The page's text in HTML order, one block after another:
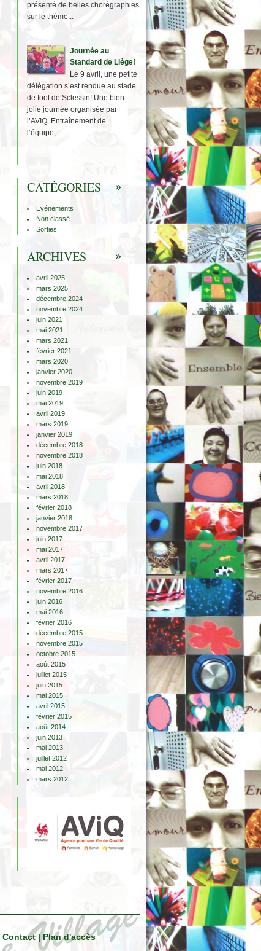
présenté de belles chorégraphies
sur le thème...
Journée au
Standard de Liège!
Le 9 avril, une petite
délégation s’est rendue au stade
de foot de Sclessin! Une bien
jolie journée organisée par
l’AVIQ. Entraînement de
l’équipe,...
CATÉGORIES
Evénements
Non classé
Sorties
ARCHIVES
avril 2025
mars 2025
décembre 2024
novembre 2024
juin 2021
mai 2021
mars 2021
février 2021
mars 2020
janvier 2020
novembre 2019
juin 2019
mai 2019
avril 2019
mars 2019
janvier 2019
décembre 2018
novembre 2018
juin 2018
mai 2018
avril 2018
mars 2018
février 2018
janvier 2018
novembre 2017
juin 2017
mai 2017
avril 2017
mars 2017
février 2017
novembre 2016
juin 2016
mai 2016
février 2016
décembre 2015
novembre 2015
octobre 2015
août 2015
juillet 2015
juin 2015
mai 2015
avril 2015
février 2015
août 2014
juin 2013
mai 2013
juillet 2012
mai 2012
mars 2012
Contact| Plan d'accès